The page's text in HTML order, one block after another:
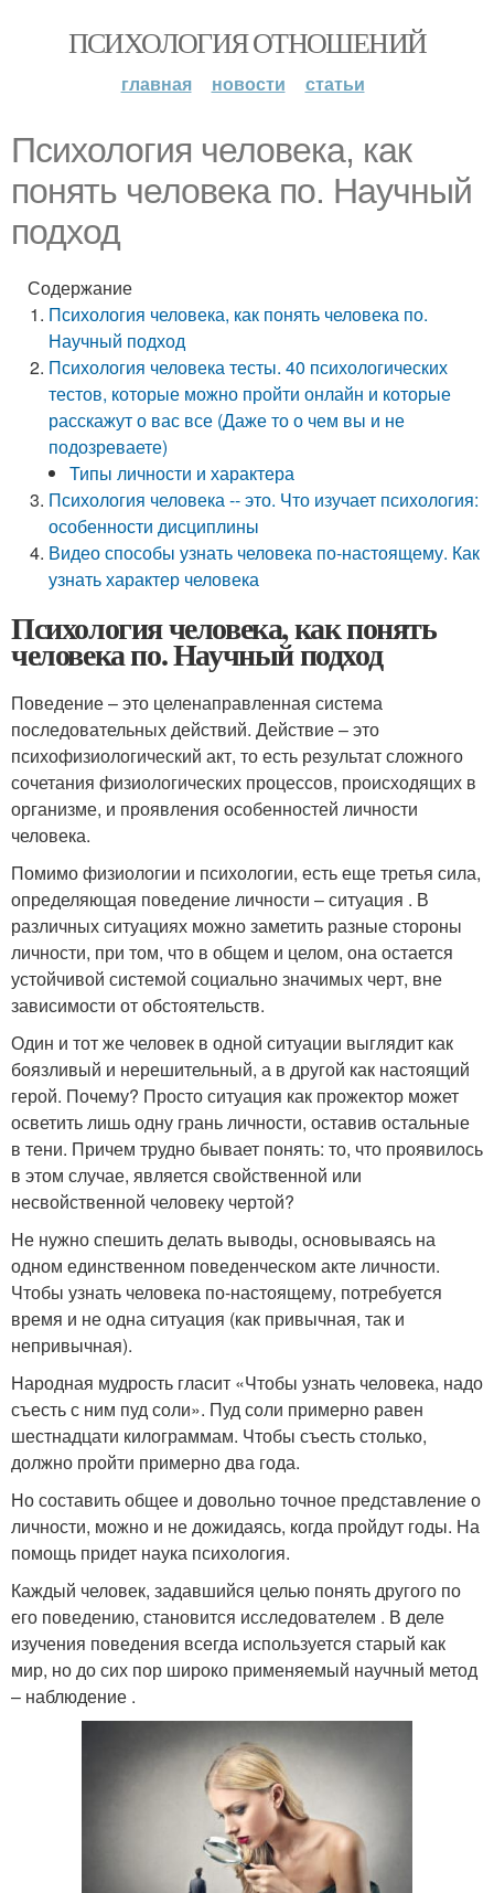
ПСИХОЛОГИЯ ОТНОШЕНИЙ
главная новости статьи
Психология человека, как
понять человека по. Научный
подход
Содержание
Психология человека, как понять человека по.
Научный подход
Психология человека тесты. 40 психологических
тестов, которые можно пройти онлайн и которые
расскажут о вас все (Даже то о чем вы и не
подозреваете)
Типы личности и характера
Психология человека -- это. Что изучает психология:
особенности дисциплины
Видео способы узнать человека по-настоящему. Как
узнать характер человека
Психология человека, как понять
человека по. Научный подход
Поведение – это целенаправленная система
последовательных действий. Действие – это
психофизиологический акт, то есть результат сложного
сочетания физиологических процессов, происходящих в
организме, и проявления особенностей личности
человека.
Помимо физиологии и психологии, есть еще третья сила,
определяющая поведение личности – ситуация . В
различных ситуациях можно заметить разные стороны
личности, при том, что в общем и целом, она остается
устойчивой системой социально значимых черт, вне
зависимости от обстоятельств.
Один и тот же человек в одной ситуации выглядит как
боязливый и нерешительный, а в другой как настоящий
герой. Почему? Просто ситуация как прожектор может
осветить лишь одну грань личности, оставив остальные
в тени. Причем трудно бывает понять: то, что проявилось
в этом случае, является свойственной или
несвойственной человеку чертой?
Не нужно спешить делать выводы, основываясь на
одном единственном поведенческом акте личности.
Чтобы узнать человека по-настоящему, потребуется
время и не одна ситуация (как привычная, так и
непривычная).
Народная мудрость гласит «Чтобы узнать человека, надо
съесть с ним пуд соли». Пуд соли примерно равен
шестнадцати килограммам. Чтобы съесть столько,
должно пройти примерно два года.
Но составить общее и довольно точное представление о
личности, можно и не дожидаясь, когда пройдут годы. На
помощь придет наука психология.
Каждый человек, задавшийся целью понять другого по
его поведению, становится исследователем . В деле
изучения поведения всегда используется старый как
мир, но до сих пор широко применяемый научный метод
– наблюдение .